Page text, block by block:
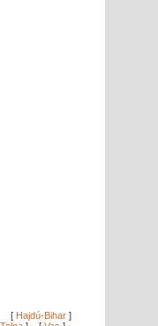
[ Hajdú-Bihar ]